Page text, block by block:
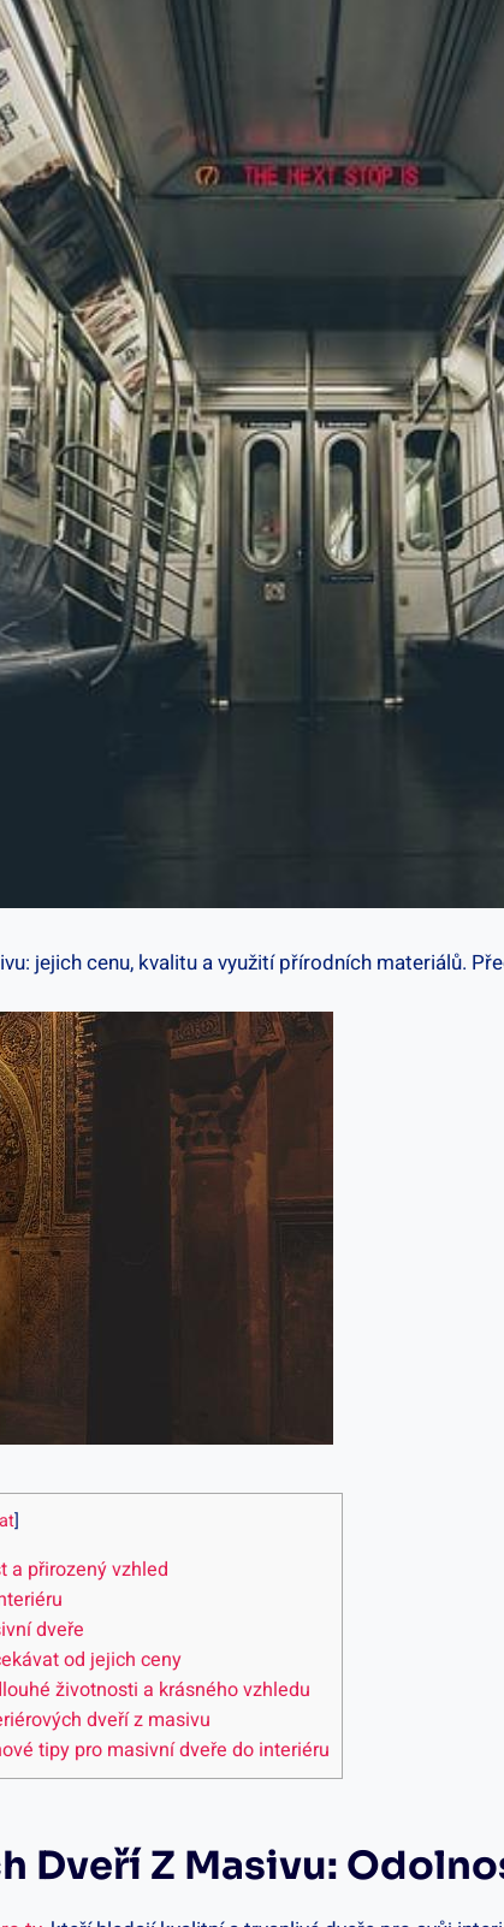
jejich cenu, kvalitu a využití přírodních materiálů.
]
a přirozený vzhled
dveře
od jejich ceny
životnosti a krásného vzhledu
dveří z masivu
tipy pro masivní dveře do interiéru
Dveří Z Masivu: